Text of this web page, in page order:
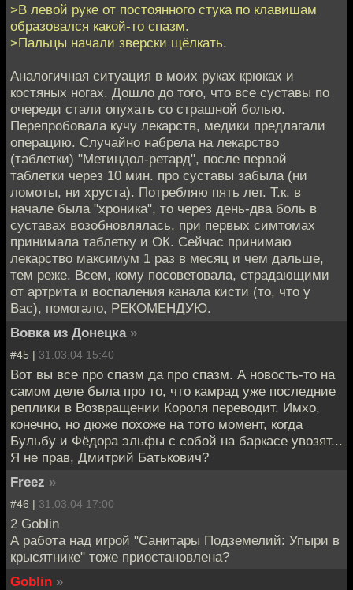
>В левой руке от постоянного стука по клавишам
образовался какой-то спазм.
>Пальцы начали зверски щёлкать.
Аналогичная ситуация в моих руках крюках и
костяных ногах. Дошло до того, что все суставы по
очереди стали опухать со страшной болью.
Перепробовала кучу лекарств, медики предлагали
операцию. Случайно набрела на лекарство
(таблетки) "Метиндол-ретард", после первой
таблетки через 10 мин. про суставы забыла (ни
ломоты, ни хруста). Потребляю пять лет. Т.к. в
начале была "хроника", то через день-два боль в
суставах возобновлялась, при первых симтомах
принимала таблетку и ОК. Сейчас принимаю
лекарство максимум 1 раз в месяц и чем дальше,
тем реже. Всем, кому посоветовала, страдающими
от артрита и воспаления канала кисти (то, что у
Вас), помогало, РЕКОМЕНДУЮ.
Вовка из Донецка »
#45 | 31.03.04 15:40
Вот вы все про спазм да про спазм. А новость-то на
самом деле была про то, что камрад уже последние
реплики в Возвращении Короля переводит. Имхо,
конечно, но дюже похоже на тото момент, когда
Бульбу и Фёдора эльфы с собой на баркасе увозят...
Я не прав, Дмитрий Батькович?
Freez »
#46 | 31.03.04 17:00
2 Goblin
А работа над игрой "Санитары Подземелий: Упыри в
крысятнике" тоже приостановлена?
Goblin »